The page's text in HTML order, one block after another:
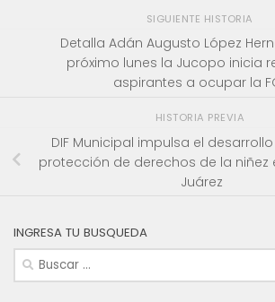
SIGUIENTE HISTORIA
Detalla Adán Augusto López
próximo lunes la Jucopo inicia
aspirantes a ocupar la
HISTORIA PREVIA
DIF Municipal impulsa el
protección de derechos de la niñez
Juárez
INGRESA TU BUSQUEDA
Buscar: